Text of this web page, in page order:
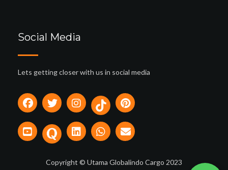
Social Media
Lets getting closer with us in social media
Copyright © Utama Globalindo Cargo 2023